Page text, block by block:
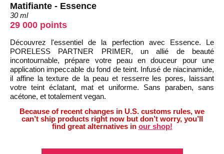
Matifiante - Essence
30 ml
29 000 points
Découvrez l'essentiel de la perfection avec Essence. Le
PORELESS PARTNER PRIMER, un allié de beauté
incontournable, prépare votre peau en douceur pour une
application impeccable du fond de teint. Infusé de niacinamide,
il affine la texture de la peau et resserre les pores, laissant
votre teint éclatant, mat et uniforme. Sans paraben, sans
acétone, et totalement vegan.
Because of recent changes in U.S. customs rules, we
can’t ship products right now but don’t worry, you’ll
find great alternatives in our shop!